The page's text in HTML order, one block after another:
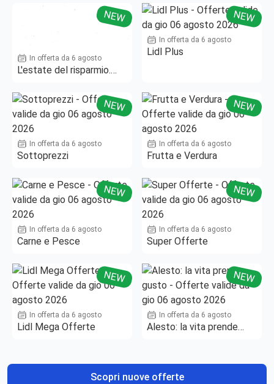
NEW
In offerta da 6 agosto
L'estate del risparmio.
NEW
In offerta da 6 agosto
Lidl Plus
NEW
In offerta da 6 agosto
Sottoprezzi
NEW
In offerta da 6 agosto
Frutta e Verdura
NEW
In offerta da 6 agosto
Carne e Pesce
NEW
In offerta da 6 agosto
Super Offerte
NEW
In offerta da 6 agosto
Lidl Mega Offerte
NEW
In offerta da 6 agosto
Alesto: la vita prende
Scopri nuove offerte